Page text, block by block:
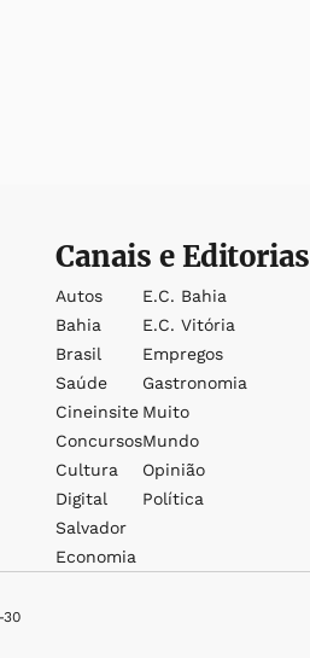
Canais e Editorias
Autos
Bahia
Brasil
Saúde
Cineinsite
Concursos
Cultura
Digital
Salvador
Economia
E.c. Bahia
E.c. Vitória
Empregos
Gastronomia
Muito
Mundo
Opinião
Política
30